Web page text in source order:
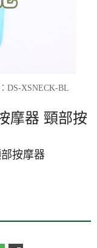
DS-XSNECK-BL
摩器 頸部按
按摩器